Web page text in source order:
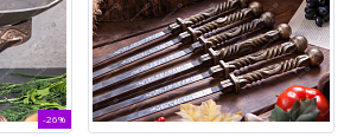
-26%